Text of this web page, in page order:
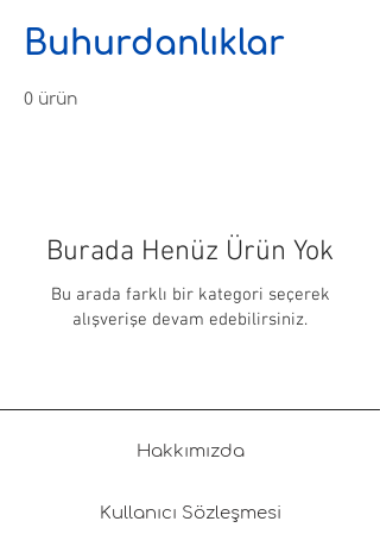
Buhurdanlıklar
0 ürün
Burada Henüz Ürün Yok
Bu arada farklı bir kategori seçerek
alışverişe devam edebilirsiniz.
Hakkımızda
Kullanıcı Sözleşmesi